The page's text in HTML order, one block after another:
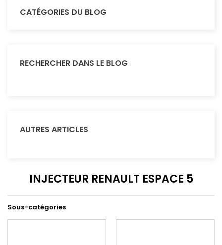
CATÉGORIES DU BLOG
RECHERCHER DANS LE BLOG
AUTRES ARTICLES
INJECTEUR RENAULT ESPACE 5
Sous-catégories